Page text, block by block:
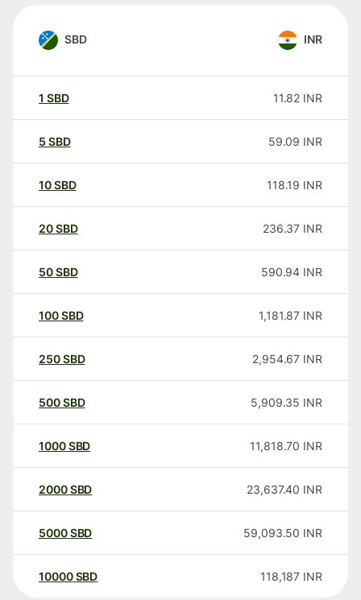
SBD INR
1 SBD 11.82 INR
5 SBD 59.09 INR
10SBD 118.19 INR
20SBD 236.37 INR
50SBD 590.94 INR
100SBD 1,181.87 INR
250SBD 2,954.67 INR
500SBD 5,909.35 INR
1000SBD 11,818.70 INR
2000SBD 23,637.40 INR
5000SBD 59,093.50 INR
10000 SBD 118,187 INR